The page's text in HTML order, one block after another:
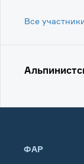
Все
ФАР